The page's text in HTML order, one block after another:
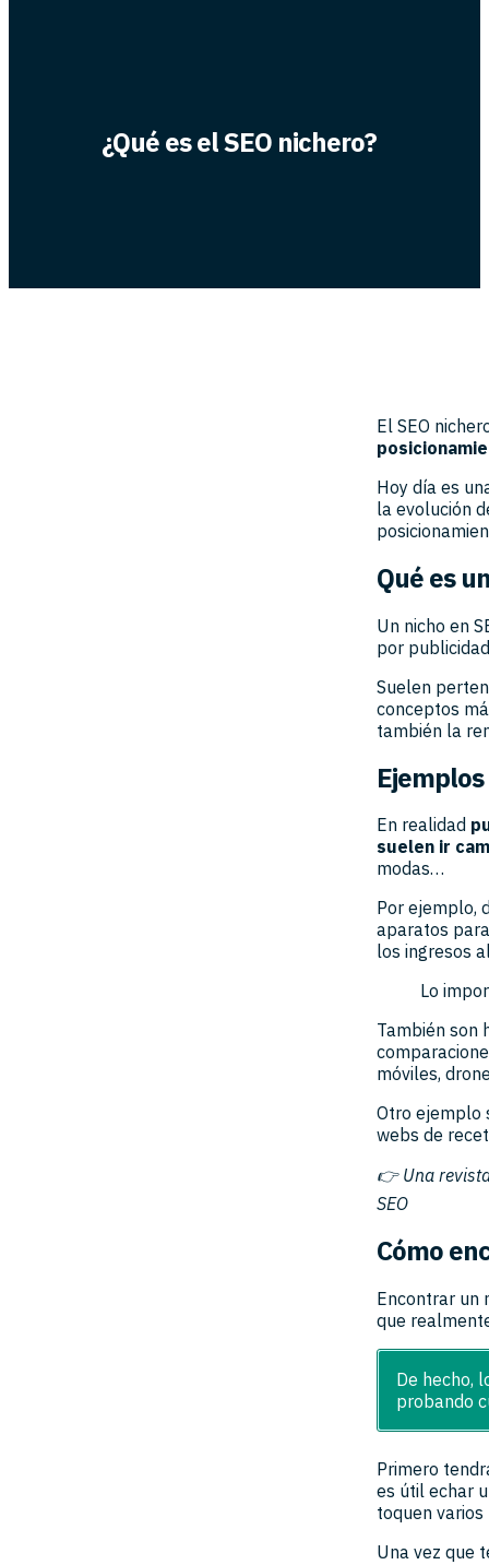
¿Qué es el SEO nichero?
El SEO
Hoy día es
la evolución
Qué es
Un nicho en
por
Suelen
conceptos
también la
En realidad
suelen ir
modas…
Por ejemplo,
aparatos
los ingresos
Lo
También son
móviles,
Otro ejemplo
webs de
👉 Una
SEO
Cómo
Encontrar un
que
De hecho,
probando
Primero
es útil echar
toquen varios
Una vez que